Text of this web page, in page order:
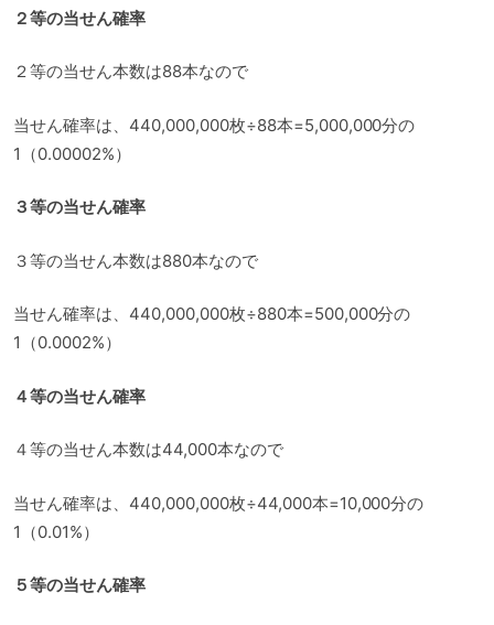
２等の当せん確率
２等の当せん本数は88本なので
当せん確率は、440,000,000枚÷88本=5,000,000分の
1（0.00002%）
３等の当せん確率
３等の当せん本数は880本なので
当せん確率は、440,000,000枚÷880本=500,000分の
1（0.0002%）
４等の当せん確率
４等の当せん本数は44,000本なので
当せん確率は、440,000,000枚÷44,000本=10,000分の
1（0.01%）
５等の当せん確率